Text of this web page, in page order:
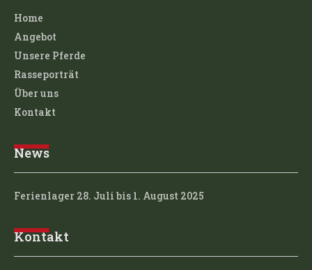
Home
Angebot
Unsere Pferde
Rasseporträt
Über uns
Kontakt
News
Ferienlager 28. Juli bis 1. August 2025
Kontakt